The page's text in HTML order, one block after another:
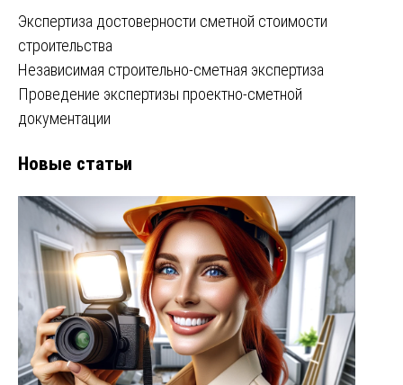
Экспертиза достоверности сметной стоимости
строительства
Независимая строительно-сметная экспертиза
Проведение экспертизы проектно-сметной
документации
Новые статьи